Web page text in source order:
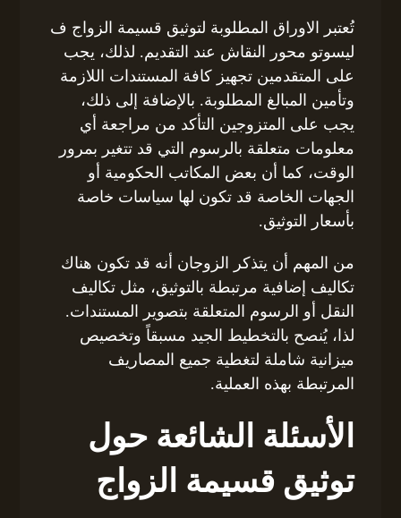
تُعتبر الاوراق المطلوبة لتوثيق قسيمة الزواج ف
ليسوتو محور النقاش عند التقديم. لذلك، يجب
على المتقدمين تجهيز كافة المستندات اللازمة
وتأمين المبالغ المطلوبة. بالإضافة إلى ذلك،
يجب على المتزوجين التأكد من مراجعة أي
معلومات متعلقة بالرسوم التي قد تتغير بمرور
الوقت، كما أن بعض المكاتب الحكومية أو
الجهات الخاصة قد تكون لها سياسات خاصة
بأسعار التوثيق.
من المهم أن يتذكر الزوجان أنه قد تكون هناك
تكاليف إضافية مرتبطة بالتوثيق، مثل تكاليف
النقل أو الرسوم المتعلقة بتصوير المستندات.
لذا، يُنصح بالتخطيط الجيد مسبقاً وتخصيص
ميزانية شاملة لتغطية جميع المصاريف
المرتبطة بهذه العملية.
الأسئلة الشائعة حول
توثيق قسيمة الزواج